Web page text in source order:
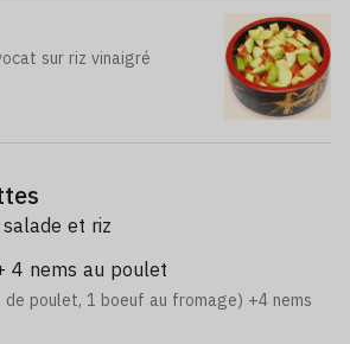
sur riz vinaigré
et riz
4 nems au poulet
poulet, 1 boeuf au fromage) +4 nems